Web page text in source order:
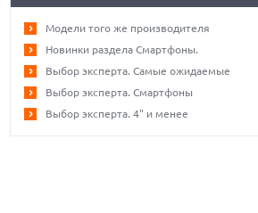
Модели того же производителя
Новинки раздела Смартфоны.
Выбор эксперта. Самые ожидаемые
Выбор эксперта. Смартфоны
Выбор эксперта. 4" и менее